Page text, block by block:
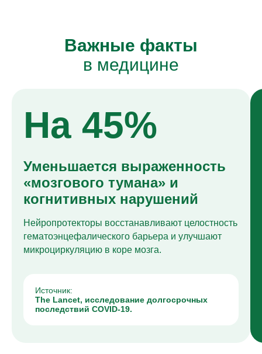
Важные факты
в медицине
На 45%
Уменьшается выраженность
«мозгового тумана» и
когнитивных нарушений
Нейропротекторы восстанавливают целостность
гематоэнцефалического барьера и улучшают
микроциркуляцию в коре мозга.
Источник:
The Lancet, исследование долгосрочных
последствий COVID-19.